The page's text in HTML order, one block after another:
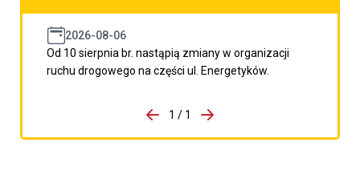
2026-08-06
Od 10 sierpnia br. nastąpią zmiany w organizacji
ruchu drogowego na części ul. Energetyków.
porzpedniego komunikatu
1 / 1
Przejdź do następnego